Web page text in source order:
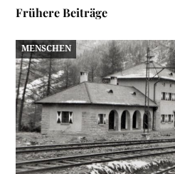
Frühere Beiträge
MENSCHEN